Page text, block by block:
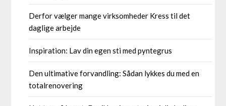
Derfor vælger mange virksomheder Kress til det
daglige arbejde
Inspiration: Lav din egen sti med pyntegrus
Den ultimative forvandling: Sådan lykkes du med en
totalrenovering